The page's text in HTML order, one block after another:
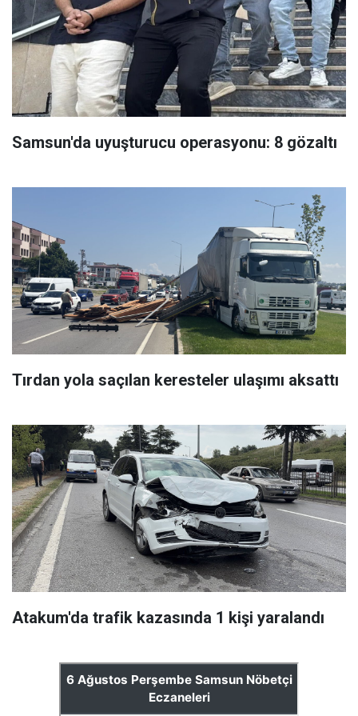
Samsun'da uyuşturucu operasyonu: 8 gözaltı
Tırdan yola saçılan keresteler ulaşımı aksattı
Atakum'da trafik kazasında 1 kişi yaralandı